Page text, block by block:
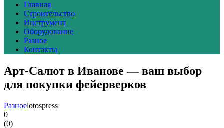
Главная
Строительство
Инструмент
Оборудование
Разное
Контакты
Арт-Салют в Иванове — ваш выбор
для покупки фейерверков
Разноеlotospress
0
(0)